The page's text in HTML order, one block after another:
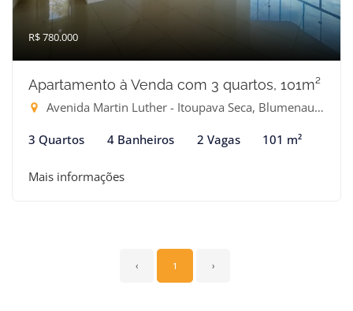
R$ 780.000
Apartamento à Venda com 3 quartos, 101m²
Avenida Martin Luther - Itoupava Seca, Blumenau-SC
3 Quartos 4 Banheiros 2 Vagas 101 m²
Mais informações
‹ 1 ›